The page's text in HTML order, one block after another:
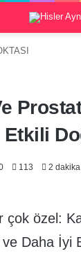
113 2
çok özel:
Daha İyi